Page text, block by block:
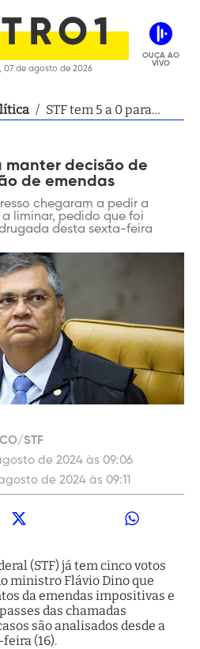
07 de agosto de 2026
OUÇA AO
VIVO
/ STF tem 5 a 0 para
de emendas
manter decisão de
de emendas
chegaram a pedir a
a liminar, pedido que foi
desta sexta-feira
STF
de 2024 às 09:06
de 2024 às 09:11
(STF) já tem cinco votos
ministro Flávio Dino que
da emendas impositivas e
das chamadas
são analisados desde a
(16).